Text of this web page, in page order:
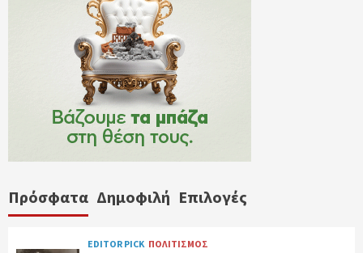
Πρόσφατα Δημοφιλή Επιλογές
EDITOR PICK ΠΟΛΙΤΙΣΜΟΣ